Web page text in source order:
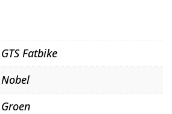
GTS Fatbike
Nobel
Groen